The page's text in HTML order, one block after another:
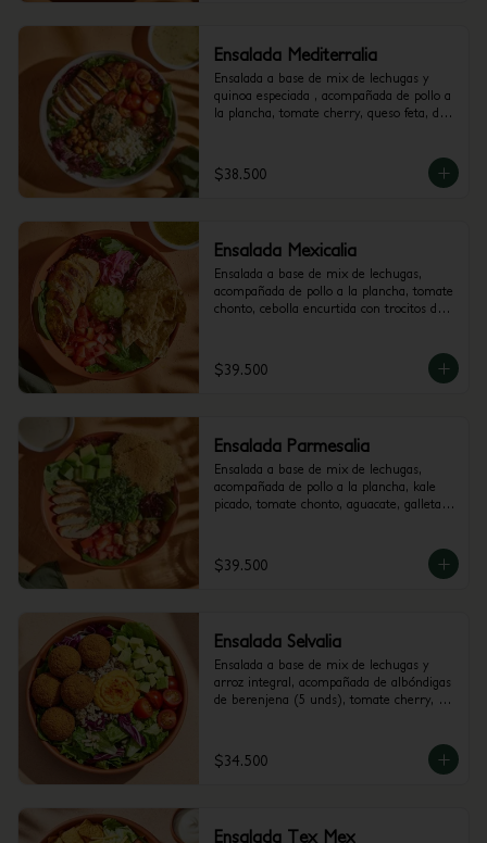
Ensalada Mediterralia
Ensalada a base de mix de lechugas y
quinoa especiada , acompañada de pollo a
la plancha, tomate cherry, queso feta, dip
$38.500
Ensalada Mexicalia
Ensalada a base de mix de lechugas,
acompañada de pollo a la plancha, tomate
chonto, cebolla encurtida con trocitos de
Jalapeños.
$39.500
Ensalada Parmesalia
Ensalada a base de mix de lechugas,
acompañada de pollo a la plancha, kale
picado, tomate chonto, aguacate, galletas
César.
$39.500
Ensalada Selvalia
Ensalada a base de mix de lechugas y
arroz integral, acompañada de albóndigas
de berenjena (5 unds), tomate cherry,
$34.500
Ensalada Tex Mex